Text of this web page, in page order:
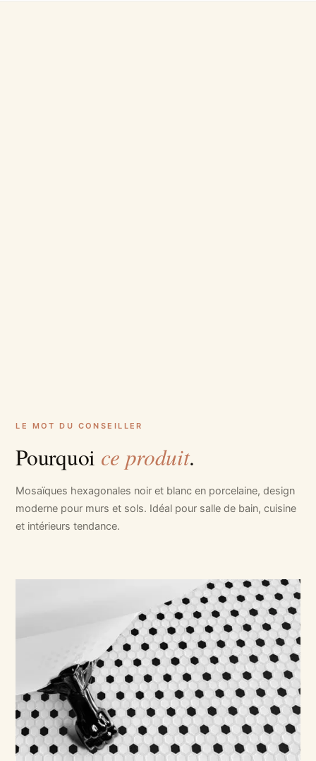
LE MOT DU CONSEILLER
Pourquoi ce produit.
Mosaïques hexagonales noir et blanc en porcelaine, design
moderne pour murs et sols. Idéal pour salle de bain, cuisine
et intérieurs tendance.